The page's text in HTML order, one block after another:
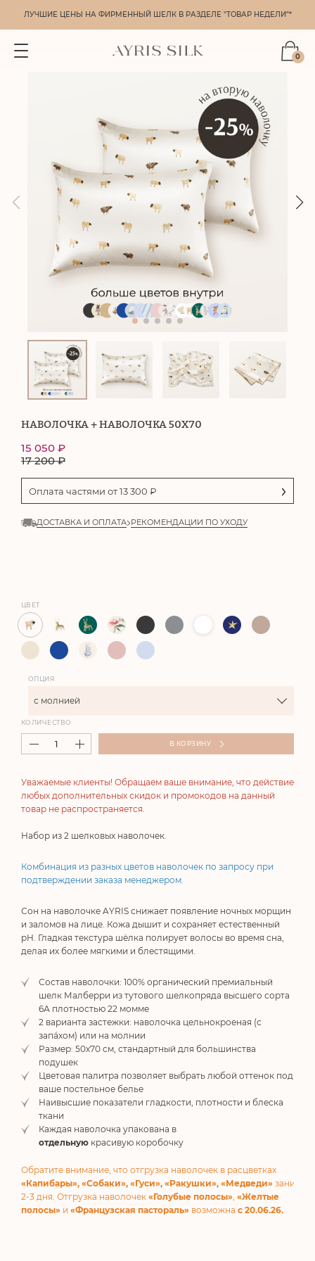
ЛУЧШИЕ ЦЕНЫ НА ФИРМЕННЫЙ ШЕЛК В РАЗДЕЛЕ "ТОВАР НЕДЕЛИ"*
0
НАВОЛОЧКА + НАВОЛОЧКА 50Х70
17 200₽
15 050 ₽
Оплата частями от13 300 ₽
ДОСТАВКА И ОПЛАТА РЕКОМЕНДАЦИИ ПО УХОДУ
Уважаемые клиенты! Обращаем ваше внимание, что действие
любых дополнительных скидок и промокодов на данный
товар не распространяется.
Набор из 2 шелковых наволочек.
Комбинация из разных цветов наволочек по запросу при
подтверждении заказа менеджером.
Сон на наволочке AYRIS снижает появление ночных морщин
и заломов на лице. Кожа дышит и сохраняет естественный
pH. Гладкая текстура шёлка полирует волосы во время сна,
делая их более мягкими и блестящими.
Состав наволочки: 100% органический премиальный
шелк Малберри из тутового шелкопряда высшего сорта
6А плотностью 22 момме
2 варианта застежки: наволочка цельнокроеная (с
запа́хом) или на молнии
Размер: 50х70 см, стандартный для большинства
подушек
Цветовая палитра позволяет выбрать любой оттенок под
ваше постельное белье
Наивысшие показатели гладкости, плотности и блеска
ткани
Каждая наволочка упакована в
отдельную красивую коробочку
Обратите внимание, что отгрузка наволочек в расцветках
«Капибары», «Собаки», «Гуси», «Ракушки», «Медведи» занимает
2-3 дня. Отгрузка наволочек «Голубые полосы», «Желтые
полосы» и «Французская пастораль» возможна с 20.06.26.
ЦВЕТ
ОПЦИЯ
с молнией
КОЛИЧЕСТВО
В КОРЗИНУ